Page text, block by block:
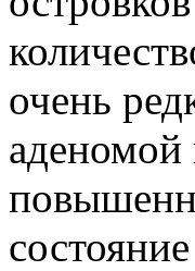
очень
аденомой